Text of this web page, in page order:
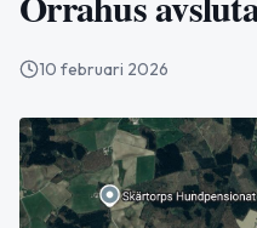
10 februari 2026